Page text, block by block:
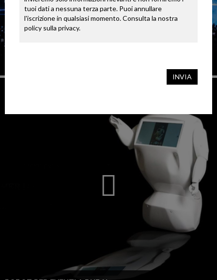
tuoi dati a nessuna terza parte. Puoi annullare
l'iscrizione in qualsiasi momento. Consulta la nostra
policy sulla privacy.
INVIA